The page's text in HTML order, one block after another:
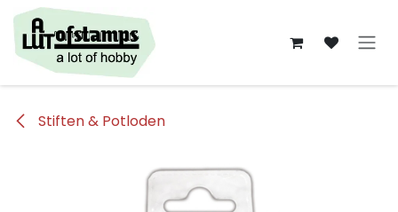
Overslaan naar inhoud
Stiften & Potloden